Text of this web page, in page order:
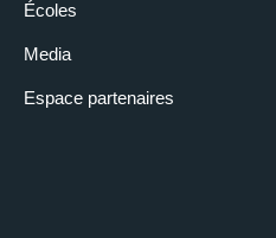
Écoles
Media
Espace partenaires